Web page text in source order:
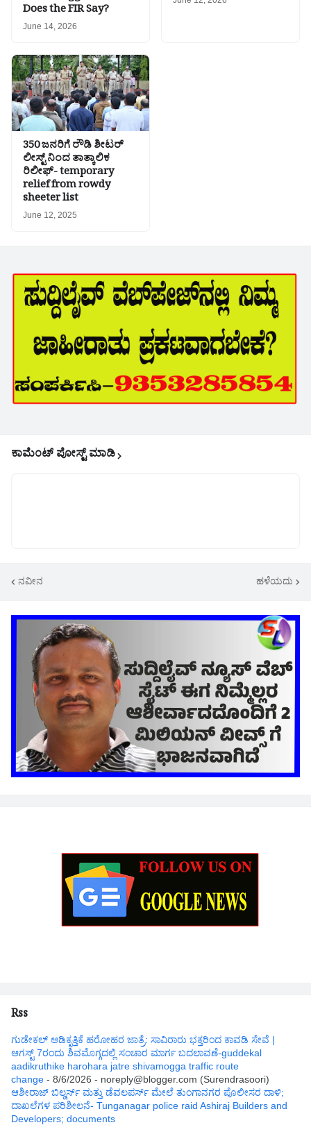
Does the FIR Say?
June 14, 2026
350 ಜನರಿಗೆ ರೌಡಿ ಶೀಟರ್
ಲೀಸ್ಟ್ ನಿಂದ ತಾತ್ಕಾಲಿಕ
ರಿಲೀಫ್- temporary
relief from rowdy
sheeter list
June 12, 2025
ಕಾಮೆಂಟ್‌‌ ಪೋಸ್ಟ್‌ ಮಾಡಿ
ನವೀನ ಹಳೆಯದು
Rss
ಗುಡೇಕಲ್ ಆಡಿಕೃತ್ತಿಕೆ ಹರೋಹರ ಜಾತ್ರೆ: ಸಾವಿರಾರು ಭಕ್ತರಿಂದ ಕಾವಡಿ ಸೇವೆ |
ಆಗಸ್ಟ್ 7ರಂದು ಶಿವಮೊಗ್ಗದಲ್ಲಿ ಸಂಚಾರ ಮಾರ್ಗ ಬದಲಾವಣೆ-guddekal
aadikruthike harohara jatre shivamogga traffic route
change - 8/6/2026 - noreply@blogger.com (Surendrasoori)
ಆಶೀರಾಜ್ ಬಿಲ್ಡರ್ಸ್ ಮತ್ತು ಡೆವಲಪರ್ಸ್ ಮೇಲೆ ತುಂಗಾನಗರ ಪೊಲೀಸರ ದಾಳಿ;
ದಾಖಲೆಗಳ ಪರಿಶೀಲನೆ- Tunganagar police raid Ashiraj Builders and
Developers; documents